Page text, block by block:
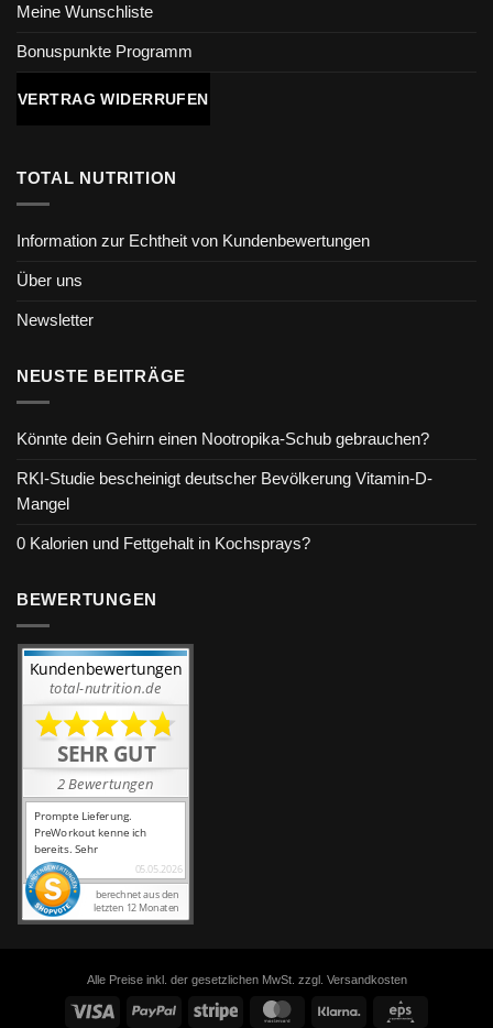
Meine Wunschliste
Bonuspunkte Programm
VERTRAG WIDERRUFEN
TOTAL NUTRITION
Information zur Echtheit von Kundenbewertungen
Über uns
Newsletter
NEUSTE BEITRÄGE
Könnte dein Gehirn einen Nootropika-Schub gebrauchen?
RKI-Studie bescheinigt deutscher Bevölkerung Vitamin-D-
Mangel
0 Kalorien und Fettgehalt in Kochsprays?
BEWERTUNGEN
Alle Preise inkl. der gesetzlichen MwSt. zzgl. Versandkosten
Visa PayPal Stripe MasterCard Klarna